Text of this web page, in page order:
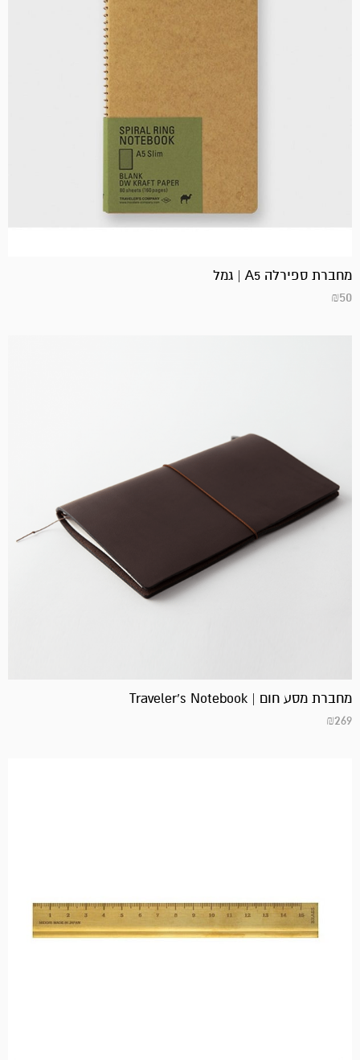
מחברת ספירלה A5 | גמל
₪50
מחברת מסע חום | Traveler's Notebook
₪269